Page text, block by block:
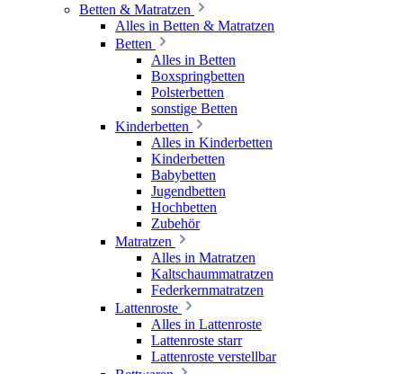
Betten & Matratzen
Alles in Betten & Matratzen
Betten
Alles in Betten
Boxspringbetten
Polsterbetten
sonstige Betten
Kinderbetten
Alles in Kinderbetten
Kinderbetten
Babybetten
Jugendbetten
Hochbetten
Zubehör
Matratzen
Alles in Matratzen
Kaltschaummatratzen
Federkernmatratzen
Lattenroste
Alles in Lattenroste
Lattenroste starr
Lattenroste verstellbar